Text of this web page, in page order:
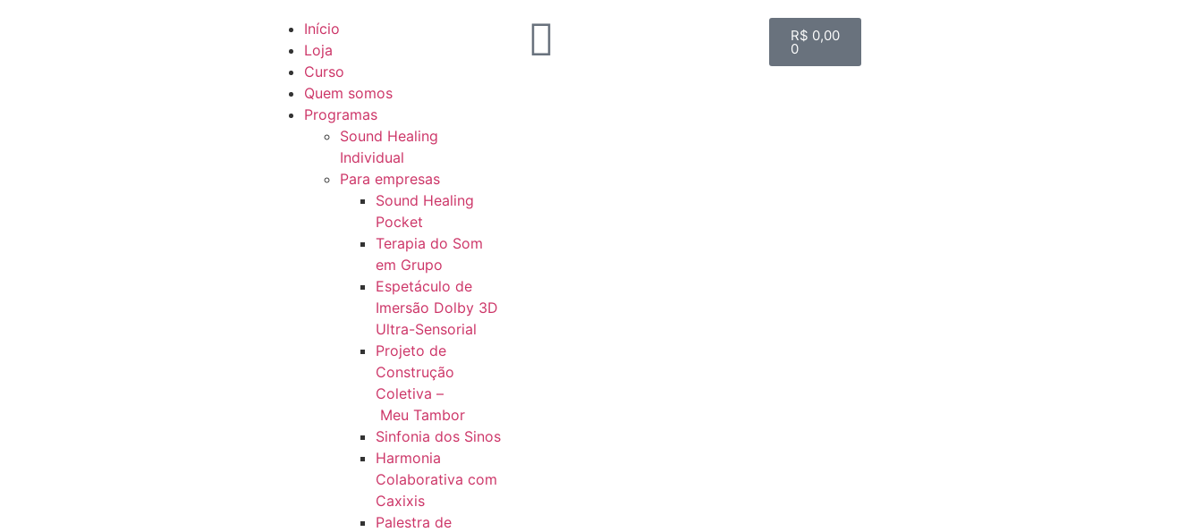
Início
Loja
Curso
Quem somos
Programas
Sound Healing
Individual
Para empresas
Sound Healing
Pocket
Terapia do Som
em Grupo
Espetáculo de
Imersão Dolby 3D
Ultra-Sensorial
Projeto de
Construção
Coletiva –
Meu Tambor
Sinfonia dos Sinos
Harmonia
Colaborativa com
Caxixis
Palestra de
R$ 0,00
0